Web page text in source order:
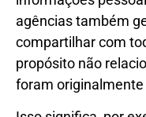
agências também
compartilhar com
propósito não
foram